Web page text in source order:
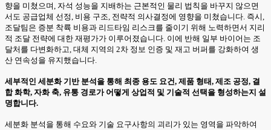
향을 미쳤으며, 자석 성능을 지배하는 근본적인 물리 법칙을 바꾸지 않으면
서도 공급업체 선정, 비용 구조, 전략적 의사결정에 영향을 미쳤습니다. 즉시,
조달팀은 증분 착륙 비용과 리드타임 리스크를 줄이기 위해 노력하면서 지리
적 조달 전략에 대한 재평가가 이루어졌습니다. 이에 반해 일부 바이어는 조
달처를 다변화하고, 대체 지역의 2차 정보 인증 및 재고 버퍼를 강화하여 생
산 연속성을 유지했습니다.
세부적인 세분화 기반 분석을 통해 최종 용도 요건, 제품 형태, 제조 공정, 결
합 화학, 자화 축, 유통 경로가 어떻게 상업적 및 기술적 선택을 형성하는지 설
명합니다.
세분화 분석을 통해 수요와 기술 요구사항의 괴리가 있는 영역을 파악하여